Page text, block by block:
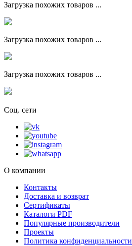
Загрузка похожих товаров ...
Загрузка похожих товаров ...
Загрузка похожих товаров ...
Соц. сети
О компании
Контакты
Доставка и возврат
Сертификаты
Каталоги PDF
Популярные производители
Проекты
Политика конфиденциальности